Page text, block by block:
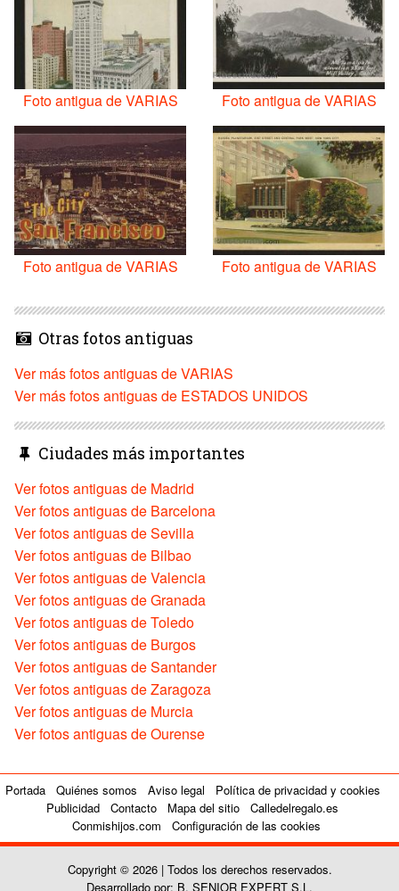
Foto antigua de VARIAS Foto antigua de VARIAS
Foto antigua de VARIAS Foto antigua de VARIAS
Otras fotos antiguas
Ver más fotos antiguas de VARIAS
Ver más fotos antiguas de ESTADOS UNIDOS
Ciudades más importantes
Ver fotos antiguas de Madrid
Ver fotos antiguas de Barcelona
Ver fotos antiguas de Sevilla
Ver fotos antiguas de Bilbao
Ver fotos antiguas de Valencia
Ver fotos antiguas de Granada
Ver fotos antiguas de Toledo
Ver fotos antiguas de Burgos
Ver fotos antiguas de Santander
Ver fotos antiguas de Zaragoza
Ver fotos antiguas de Murcia
Ver fotos antiguas de Ourense
Portada Quiénes somos Aviso legal
Política de privacidad y cookies
Publicidad
Contacto Mapa del sitio
Calledelregalo.es
Conmishijos.com
Configuración de las cookies
Copyright © 2026 | Todos los derechos reservados.
Desarrollado por: B. SENIOR EXPERT S.L.